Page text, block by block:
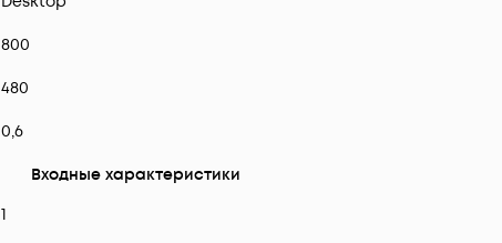
800
480
0,6
Входные характеристики
1